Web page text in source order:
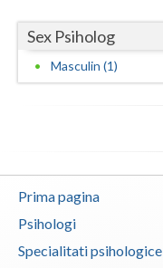
Sex Psiholog
Masculin (1)
Prima pagina
Psihologi
Specialitati psihologice